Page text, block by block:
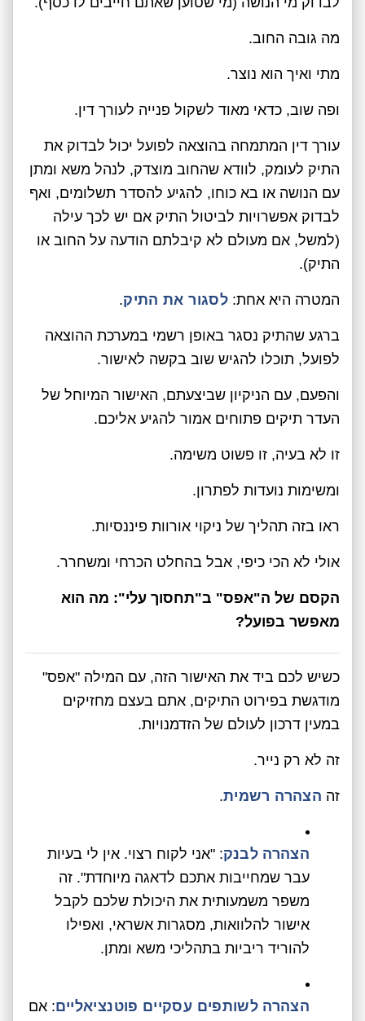
מה גובה החוב.
מתי ואיך הוא נוצר.
ופה שוב, כדאי מאוד לשקול פנייה לעורך דין.
עורך דין המתמחה בהוצאה לפועל יכול לבדוק את
התיק לעומק, לוודא שהחוב מוצדק, לנהל משא ומתן
עם הנושה או בא כוחו, להגיע להסדר תשלומים, ואף
לבדוק אפשרויות לביטול התיק אם יש לכך עילה
(למשל, אם מעולם לא קיבלתם הודעה על החוב או
התיק).
המטרה היא אחת: לסגור את התיק.
ברגע שהתיק נסגר באופן רשמי במערכת ההוצאה
לפועל, תוכלו להגיש שוב בקשה לאישור.
והפעם, עם הניקיון שביצעתם, האישור המיוחל של
העדר תיקים פתוחים אמור להגיע אליכם.
זו לא בעיה, זו פשוט משימה.
ומשימות נועדות לפתרון.
ראו בזה תהליך של ניקוי אורוות פיננסיות.
אולי לא הכי כיפי, אבל בהחלט הכרחי ומשחרר.
הקסם של ה"אפס" ב"תחסוך עלי": מה הוא
מאפשר בפועל?
כשיש לכם ביד את האישור הזה, עם המילה "אפס"
מודגשת בפירוט התיקים, אתם בעצם מחזיקים
במעין דרכון לעולם של הזדמנויות.
זה לא רק נייר.
זה הצהרה רשמית.
הצהרה לבנק: "אני לקוח רצוי. אין לי בעיות
עבר שמחייבות אתכם לדאגה מיוחדת". זה
משפר משמעותית את היכולת שלכם לקבל
אישור להלוואות, מסגרות אשראי, ואפילו
להוריד ריביות בתהליכי משא ומתן.
הצהרה לשותפים עסקיים פוטנציאליים: אם